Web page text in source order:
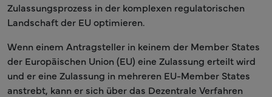
Zulassungsprozess in der komplexen regulatorischen
Landschaft der EU optimieren.
Wenn einem Antragsteller in keinem der Member States
der Europäischen Union (EU) eine Zulassung erteilt wird
und er eine Zulassung in mehreren EU-Member States
anstrebt, kann er sich über das Dezentrale Verfahren